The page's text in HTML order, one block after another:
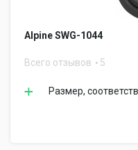
Alpine SWG-1044
Всего отзывов 5
Размер,